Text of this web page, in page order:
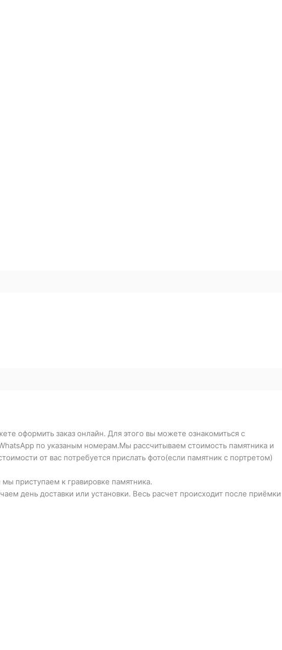
оформить заказ онлайн. Для этого вы можете ознакомиться с
по указаным номерам.Мы рассчитываем стоимость памятника и
от вас потребуется прислать фото(если памятник с портретом)
приступаем к гравировке памятника.
день доставки или установки. Весь расчет происходит после приёмки